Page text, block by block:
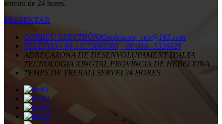
termini de 24 hores.
PRESENTAR
CORREU ELECTRÒNICmilestone_ceo@163.com
TELÈFON+86-13273665388 +86-319+5326929
ADREÇAZONA DE DESENVOLUPAMENT D'ALTA
TECNOLOGIA XINGTAI, PROVÍNCIA DE HEBEI XINA.
TEMPS DE TREBALLSERVEI 24 HORES